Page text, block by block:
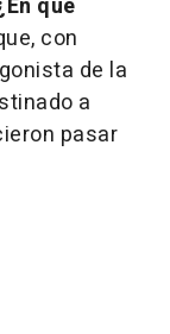
con
de la
a
pasar